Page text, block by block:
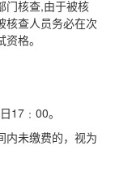
门核查,由于被核
核查人员务必在次
格。
17﹕00。
内未缴费的，视为